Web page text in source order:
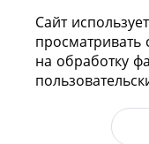
Пр-т
г. Минск,
Тел.: (+375 17)
Сайт
просматривать
на обработку